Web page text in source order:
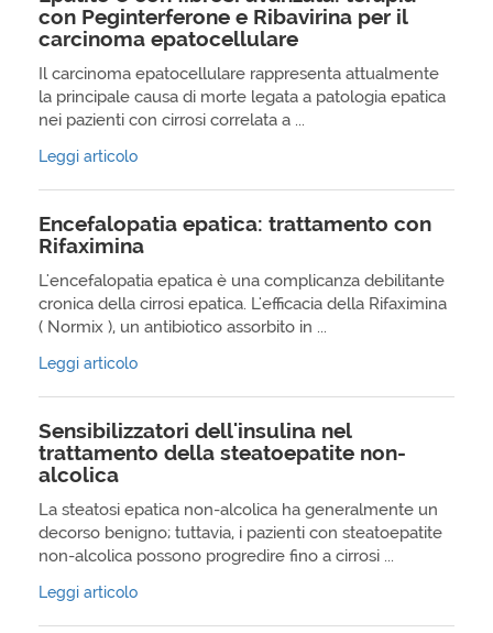
con Peginterferone e Ribavirina per il
carcinoma epatocellulare
Il carcinoma epatocellulare rappresenta attualmente
la principale causa di morte legata a patologia epatica
nei pazienti con cirrosi correlata a ...
Leggi articolo
Encefalopatia epatica: trattamento con
Rifaximina
L'encefalopatia epatica è una complicanza debilitante
cronica della cirrosi epatica. L'efficacia della Rifaximina
( Normix ), un antibiotico assorbito in ...
Leggi articolo
Sensibilizzatori dell'insulina nel
trattamento della steatoepatite non-
alcolica
La steatosi epatica non-alcolica ha generalmente un
decorso benigno; tuttavia, i pazienti con steatoepatite
non-alcolica possono progredire fino a cirrosi ...
Leggi articolo